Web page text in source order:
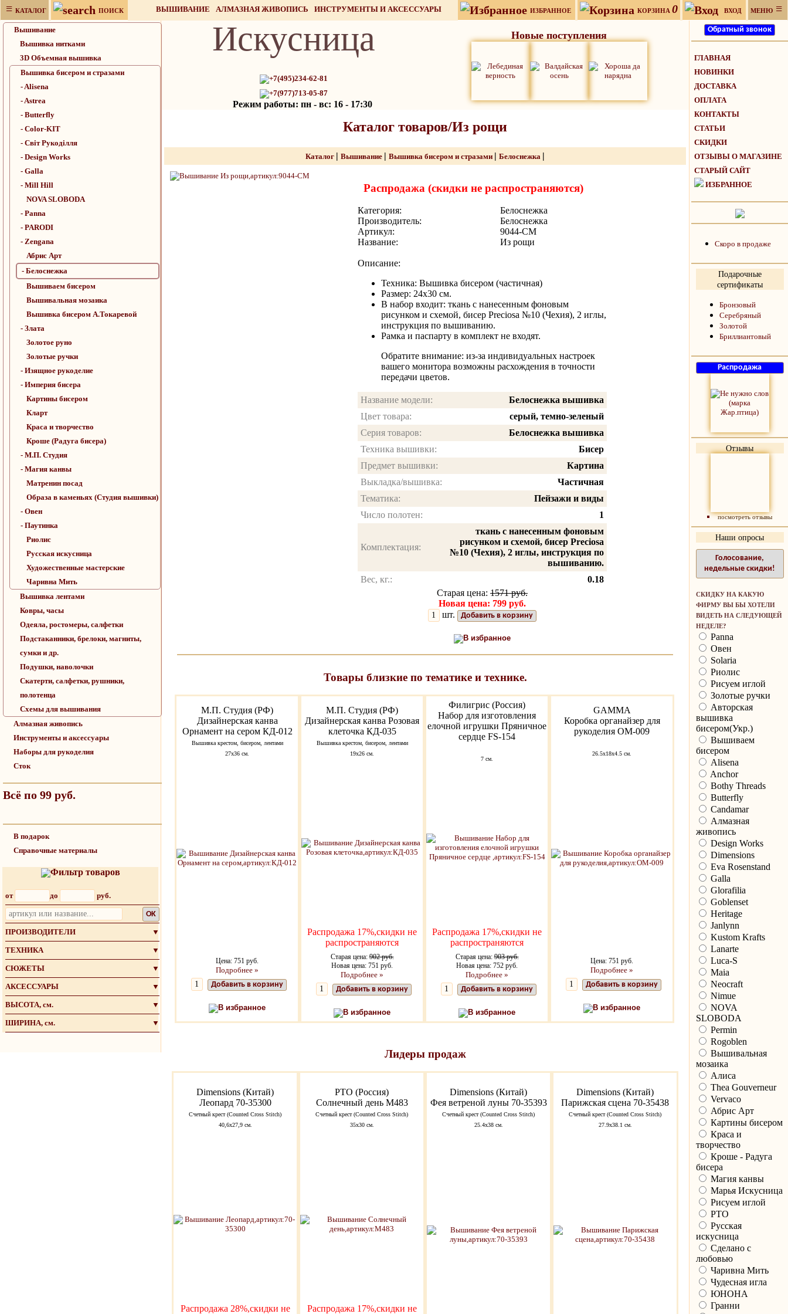
≡ КАТАЛОГ ПОИСК ВЫШИВАНИЕ АЛМАЗНАЯ ЖИВОПИСЬ
ИНСТРУМЕНТЫ И АКСЕССУАРЫ
НАБОРЫ ДЛЯ РУКОДЕЛИЯ
ИЗБРАННОЕ КОРЗИНА 0 ВХОД МЕНЮ ≡
Вышивание
Вышивка нитками
3D Объемная вышивка
Вышивка бисером и стразами
- Alisena
- Astrea
- Butterfly
- Color-KIT
- Cвiт Рукодiлля
- Design Works
- Galla
- Mill Hill
NOVA SLOBODA
- Panna
- PARODI
- Zengana
Абрис Арт
- Белоснежка
Вышиваем бисером
Вышивальная мозаика
Вышивка бисером А.Токаревой
- Злата
Золотое руно
Золотые ручки
- Изящное рукоделие
- Империя бисера
Картины бисером
Кларт
Краса и творчество
Кроше (Радуга бисера)
- М.П. Студия
- Магия канвы
Матренин посад
Образа в каменьях (Студия вышивки)
- Овен
- Паутинка
Риолис
Русская искусница
Художественные мастерские
Чаривна Мить
Вышивка лентами
Ковры, часы
Одеяла, ростомеры, салфетки
Подстаканники, брелоки, магниты,
сумки и др.
Подушки, наволочки
Скатерти, салфетки, рушники,
полотенца
Схемы для вышивания
Алмазная живопись
Инструменты и аксессуары
Наборы для рукоделия
Сток
Всё по 99 руб.
В подарок
Справочные материалы
Фильтр товаров
от до руб.
OK
ПРОИЗВОДИТЕЛИ
▼
ТЕХНИКА ▼
СЮЖЕТЫ ▼
АКСЕССУАРЫ ▼
ВЫСОТА, см. ▼
ШИРИНА, см. ▼
Искусница
+7(495)234-62-81
+7(977)713-05-87
Режим работы: пн - вс: 16 - 17:30
Новые поступления
Каталог товаров/Из рощи
Каталог | Вышивание | Вышивка бисером и стразами | Белоснежка |
Распродажа (скидки не распространяются)
Категория:
Белоснежка
Производитель:
Белоснежка
Артикул:
9044-CM
Название:
Из рощи
Описание:
Техника: Вышивка бисером (частичная)
Размер: 24x30 см.
В набор входит: ткань с нанесенным фоновым
рисунком и схемой, бисер Preciosa №10 (Чехия), 2 иглы,
инструкция по вышиванию.
Рамка и паспарту в комплект не входят.
Обратите внимание: из-за индивидуальных настроек
вашего монитора возможны расхождения в точности
передачи цветов.
Название модели:
Белоснежка вышивка
Цвет товара:
серый, темно-зеленый
Серия товаров:
Белоснежка вышивка
Техника вышивки:
Бисер
Предмет вышивки:
Картина
Выкладка/вышивка:
Частичная
Тематика:
Пейзажи и виды
Число полотен:
1
Комплектация:
ткань с нанесенным фоновым
рисунком и схемой, бисер Preciosa
№10 (Чехия), 2 иглы, инструкция по
вышиванию.
Вес, кг.:
0.18
Старая цена: 1571 руб.
Новая цена: 799 руб.
шт.
Добавить в корзину
В избранное
Товары близкие по тематике и технике.
М.П. Студия (РФ)
Дизайнерская канва
Орнамент на сером КД-012
Вышивка крестом, бисером, лентами
27х36 см.
Цена: 751 руб.
Подробнее »
Добавить в корзину
В избранное
М.П. Студия (РФ)
Дизайнерская канва Розовая
клеточка КД-035
Вышивка крестом, бисером, лентами
19х26 см.
Распродажа 17%,скидки не
распространяются
Старая цена:902 руб.
Новая цена: 751 руб.
Подробнее »
Добавить в корзину
В избранное
Филигрис (Россия)
Набор для изготовления
елочной игрушки Пряничное
сердце FS-154
7 см.
Распродажа 17%,скидки не
распространяются
Старая цена:903 руб.
Новая цена: 752 руб.
Подробнее »
Добавить в корзину
В избранное
GAMMA
Коробка органайзер для
рукоделия ОМ-009
26.5x18x4.5 см.
Цена: 751 руб.
Подробнее »
Добавить в корзину
В избранное
Лидеры продаж
Dimensions (Китай)
Леопард 70-35300
Счетный крест (Counted Cross Stitch)
40,6х27,9 см.
Распродажа 28%,скидки не
РТО (Россия)
Солнечный день M483
Счетный крест (Counted Cross Stitch)
35x30 см.
Распродажа 17%,скидки не
Dimensions (Китай)
Фея ветреной луны 70-35393
Счетный крест (Counted Cross Stitch)
25.4х38 см.
Dimensions (Китай)
Парижская сцена 70-35438
Счетный крест (Counted Cross Stitch)
27.9х38.1 см.
ГЛАВНАЯ
НОВИНКИ
ДОСТАВКА
ОПЛАТА
КОНТАКТЫ
СТАТЬИ
СКИДКИ
ОТЗЫВЫ О МАГАЗИНЕ
СТАРЫЙ САЙТ
ИЗБРАННОЕ
Скоро в продаже
Подарочные
сертификаты
Бронзовый
Серебряный
Золотой
Бриллиантовый
Отзывы
посмотреть отзывы
Наши опросы
Голосование,
недельные скидки!
СКИДКУ НА КАКУЮ
ФИРМУ ВЫ БЫ ХОТЕЛИ
ВИДЕТЬ НА СЛЕДУЮЩЕЙ
НЕДЕЛЕ?
Panna
Овен
Solaria
Риолис
Рисуем иглой
Золотые ручки
Авторская
вышивка
бисером(Укр.)
Вышиваем
бисером
Alisena
Anchor
Bothy Threads
Butterfly
Candamar
Алмазная
живопись
Design Works
Dimensions
Eva Rosenstand
Galla
Glorafilia
Goblenset
Heritage
Janlynn
Kustom Krafts
Lanarte
Luca-S
Maia
Neocraft
Nimue
NOVA
SLOBODA
Permin
Rogoblen
Вышивальная
мозаика
Алиса
Thea Gouverneur
Vervaco
Абрис Арт
Картины бисером
Краса и
творчество
Кроше - Радуга
бисера
Магия канвы
Марья Искусница
Рисуем иглой
РТО
Русская
искусница
Сделано с
любовью
Чаривна Мить
Чудесная игла
ЮНОНА
Гранни